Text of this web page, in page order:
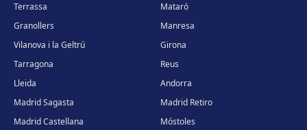
Terrassa
Mataró
Granollers
Manresa
Vilanova i la Geltrú
Girona
Tarragona
Reus
Lleida
Andorra
Madrid Sagasta
Madrid Retiro
Madrid Castellana
Móstoles